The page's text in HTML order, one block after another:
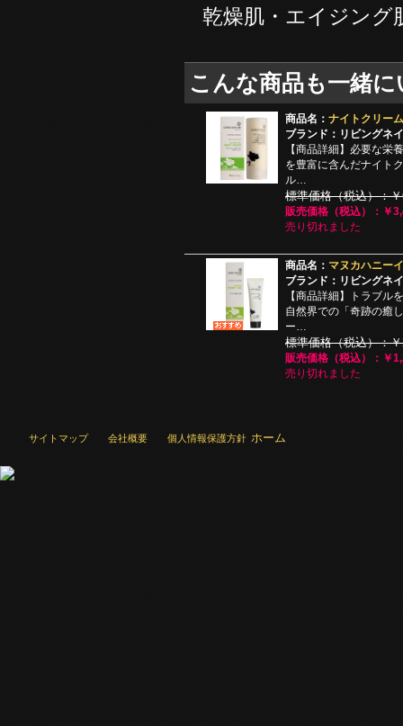
乾燥肌・エイジング
こんな商品も一緒
商品名： ナイトクリー
ブランド：リビングネ
【商品詳細】必要な栄
を豊富に含んだナイト
ル…
標準価格（税込）：
販売価格（税込）：￥
売り切れました
商品名： マヌカハニー
ブランド：リビングネ
【商品詳細】トラブル
自然界での「奇跡の癒
ー…
標準価格（税込）：
販売価格（税込）：￥
売り切れました
ホーム
サイトマップ 会社概要 個人情報保護方針